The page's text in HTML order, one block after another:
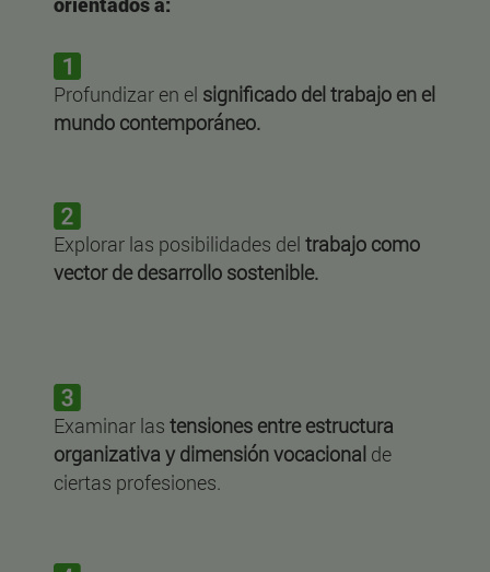
Profundizar en el significado del trabajo en el
mundo contemporáneo.
Explorar las posibilidades del trabajo como
vector de desarrollo sostenible.
Examinar las tensiones entre estructura
organizativa y dimensión vocacional de
ciertas profesiones.